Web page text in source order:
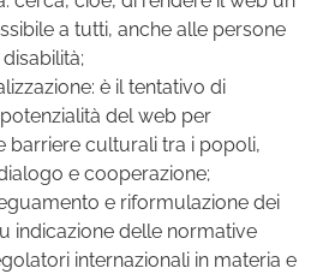
a tutti, anche alle persone
è il tentativo di
del web per
barriere culturali tra i popoli,
e cooperazione;
e riformulazione dei
indicazione delle normative
internazionali in materia e